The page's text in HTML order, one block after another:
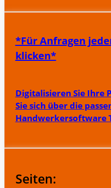
*Für Anfragen
klicken*
Digitalisieren Sie Ihre
Sie sich über die
Handwerkersoftware
Seiten: